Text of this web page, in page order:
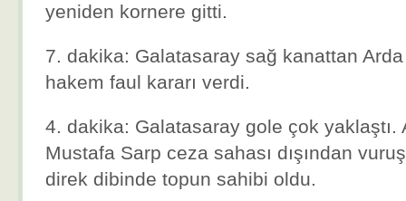
yeniden kornere gitti.
7. dakika: Galatasaray sağ kanattan
hakem faul kararı verdi.
4. dakika: Galatasaray gole çok yaklaştı.
Mustafa Sarp ceza sahası dışından
direk dibinde topun sahibi oldu.